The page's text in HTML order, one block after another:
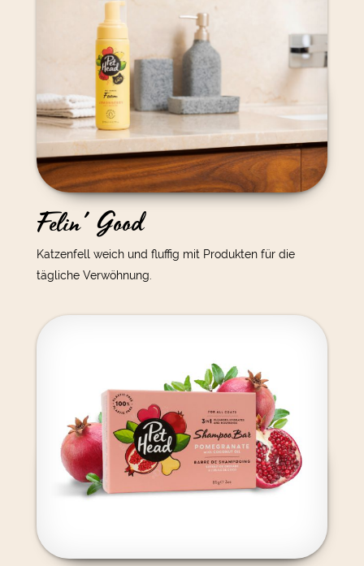
Felin' Good
Katzenfell weich und fluffig mit Produkten für die
tägliche Verwöhnung.